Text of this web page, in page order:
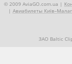
© 2009 AviaGO.com.ua |
| Авиабилеты
ЗАО Baltic